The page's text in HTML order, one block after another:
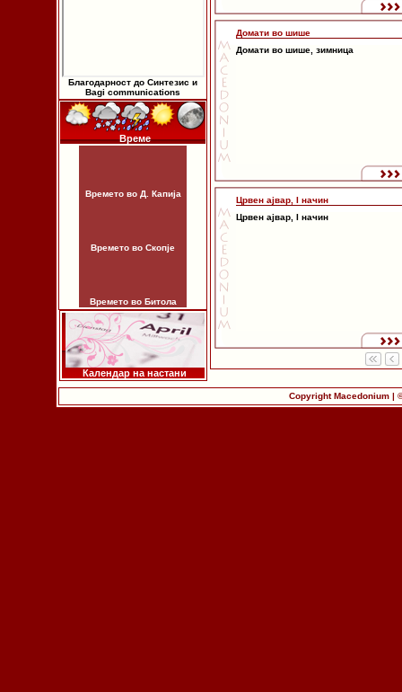
Благодарност до Синтезис и
Bagi communications
Време
Времето во Д. Капија
Времето во Скопје
Времето во Битола
Календар на настани
Домати во шише
Домати во шише, зимница
Црвен ајвар, I начин
Црвен ајвар, I начин
Copyright Macedonium |